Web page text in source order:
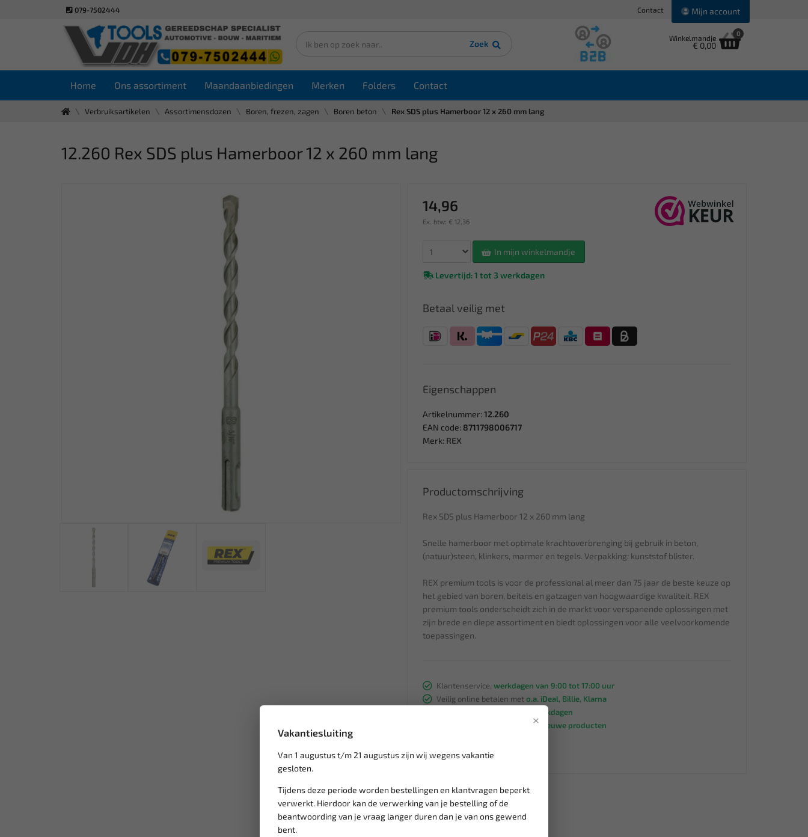
079-7502444 Contact Mijn account
Zoek
Winkelmandje
€ 0,00
0
Home Ons assortiment Maandaanbiedingen Merken Folders Contact
Verbruiksartikelen Assortimensdozen Boren, frezen, zagen Boren beton Rex SDS plus Hamerboor 12 x 260 mm lang
×
Vakantiesluiting
Van 1 augustus t/m 21 augustus zijn wij wegens vakantie
gesloten.
Tijdens deze periode worden bestellingen en klantvragen beperkt
verwerkt. Hierdoor kan de verwerking van je bestelling of de
beantwoording van je vraag langer duren dan je van ons gewend
bent.
12.260 Rex SDS plus Hamerboor 12 x 260 mm lang
14,96
Ex. btw: € 12,36
In mijn winkelmandje
Levertijd: 1 tot 3 werkdagen
Betaal veilig met
Eigenschappen
Artikelnummer: 12.260
EAN code: 8711798006717
Merk: REX
Productomschrijving
Rex SDS plus Hamerboor 12 x 260 mm lang
Snelle hamerboor met optimale krachtoverbrenging bij gebruik in beton,
(natuur)steen, klinkers, marmer en tegels. Verpakking: kunststof blister.
REX premium tools is voor de professional al meer dan 75 jaar de beste keuze op
het gebied van boren, beitels en gatzagen van hoogwaardige kwaliteit. REX
premium tools onderscheidt zich in de markt voor verspanende oplossingen met
zijn brede en diepe assortiment en biedt oplossingen voor alle veelvoorkomende
toepassingen.
Klantenservice, werkdagen van 9:00 tot 17:00 uur
Veilig online betalen met o.a. iDeal, Billie, Klarna
gemiddeld 1-3 werkdagen
wekelijks nieuwe producten
vanaf € 75
gratis verzending